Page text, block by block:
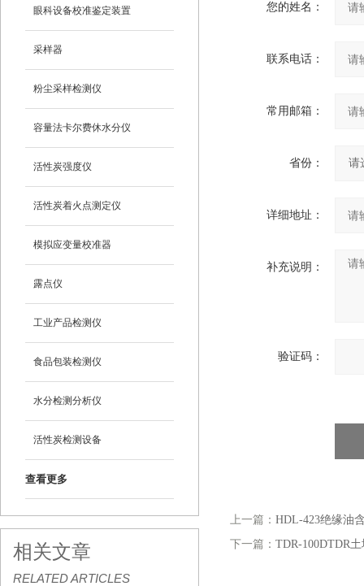
眼科设备校准鉴定装置
采样器
粉尘采样检测仪
容量法卡尔费休水分仪
活性炭强度仪
活性炭着火点测定仪
模拟应变量校准器
露点仪
工业产品检测仪
食品包装检测仪
水分检测分析仪
活性炭检测设备
查看更多
相关文章
RELATED ARTICLES
您的姓名：
联系电话：
常用邮箱：
省份：
详细地址：
补充说明：
验证码：
上一篇： HDL-423绝缘油
下一篇： TDR-100DTDR